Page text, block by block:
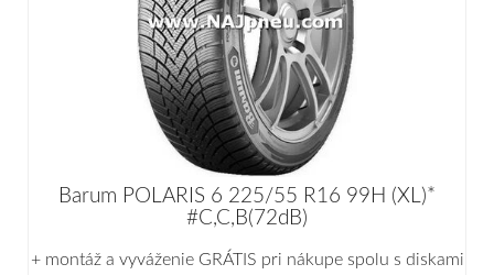
Barum POLARIS 6 225/55 R16 99H (XL)*
#C,C,B(72dB)
+ montáž a vyváženie GRÁTIS pri nákupe spolu s diskami